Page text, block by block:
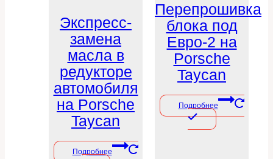
Экспресс-
замена
масла в
редукторе
автомобиля
на Porsche
Taycan
Подробнее
Перепрошивка
блока под
Евро-2 на
Porsche
Taycan
Подробнее